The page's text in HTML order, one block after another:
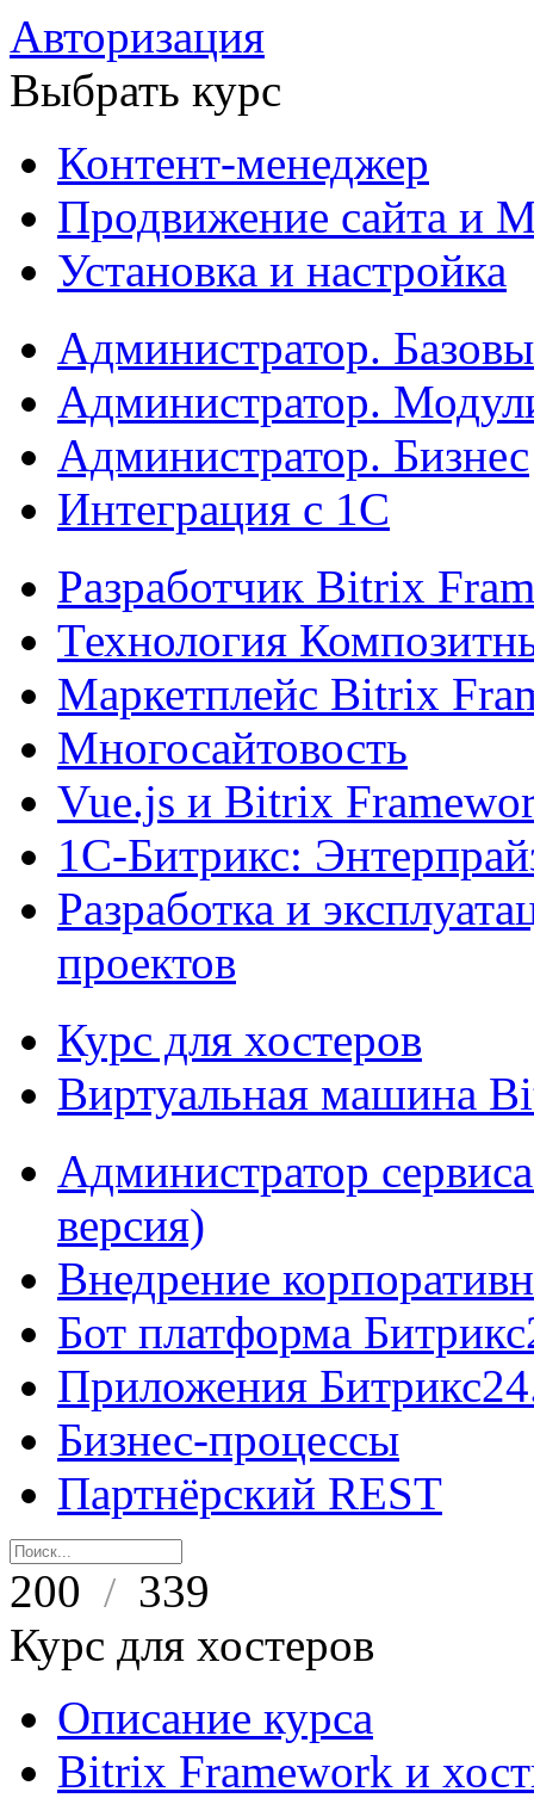
Авторизация
Выбрать курс
Контент-менеджер
Продвижение сайта и
Установка и настройка
Администратор.
Администратор.
Администратор. Бизнес
Интеграция с 1С
Разработчик Bitrix
Технология
Маркетплейс Bitrix
Многосайтовость
Vue.js и Bitrix
1С-Битрикс:
Разработка и
проектов
Курс для хостеров
Виртуальная машина
Администратор
версия)
Внедрение
Бот платформа
Приложения
Бизнес-процессы
Партнёрский REST
200 / 339
Курс для хостеров
Описание курса
Bitrix Framework и